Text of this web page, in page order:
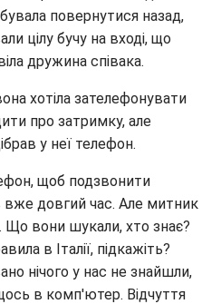
повернутися назад,
цілу бучу на вході, що
дружина співака.
хотіла зателефонувати
про затримку, але
у неї телефон.
щоб подзвонити
вже довгий час. Але митник
вони шукали, хто знає?
в Італії, підкажіть?
нічого у нас не знайшли,
в комп'ютер. Відчуття